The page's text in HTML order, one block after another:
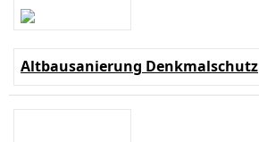
Altbausanierung Denkmalschutz